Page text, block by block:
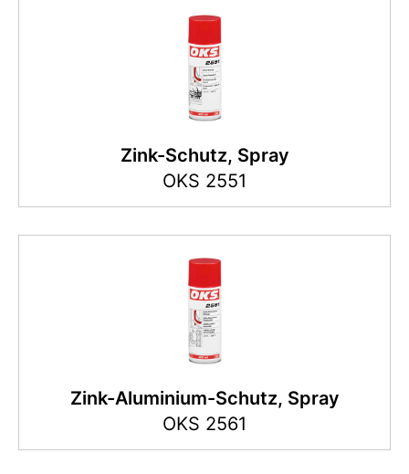
Zink-Schutz, Spray
OKS 2551
Zink-Aluminium-Schutz, Spray
OKS 2561